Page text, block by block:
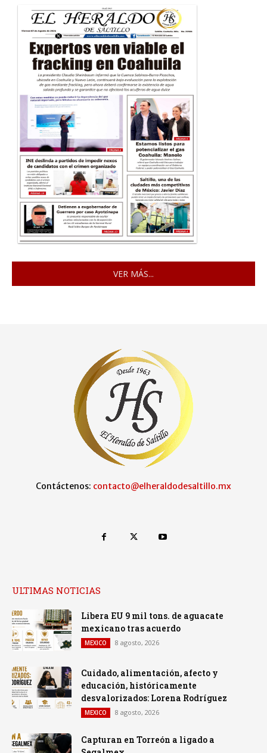
VER MÁS...
Contáctenos: contacto@elheraldodesaltillo.mx
ULTIMAS NOTICIAS
Libera EU 9 mil tons. de aguacate
mexicano tras acuerdo
MEXICO 8 agosto, 2026
Cuidado, alimentación, afecto y
educación, históricamente
desvalorizados: Lorena Rodríguez
MEXICO 8 agosto, 2026
Capturan en Torreón a ligado a